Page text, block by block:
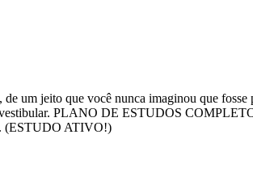
de um jeito que você nunca imaginou que
vestibular. PLANO DE ESTUDOS
(ESTUDO ATIVO!)